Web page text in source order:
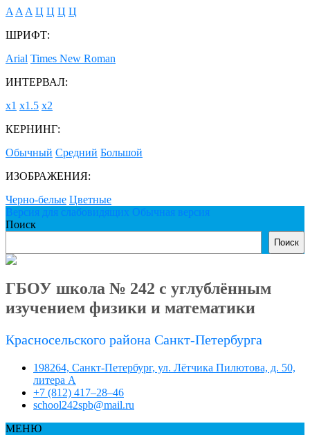
A A A Ц Ц Ц Ц
ШРИФТ:
Arial Times New Roman
ИНТЕРВАЛ:
х1 х1.5 х2
КЕРНИНГ:
Обычный Средний Большой
ИЗОБРАЖЕНИЯ:
Черно-белые Цветные
Версия для слабовидящих Обычная версия
Поиск
Поиск
ГБОУ школа № 242 с углублённым
изучением физики и математики
Красносельского района Санкт-Петербурга
198264, Санкт-Петербург, ул. Лётчика Пилютова, д. 50,
литера А
+7 (812) 417–28–46
school242spb@mail.ru
МЕНЮ